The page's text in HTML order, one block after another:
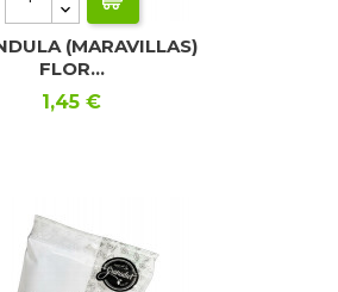
(MARAVILLAS)
FLOR...
Precio
1,45 €